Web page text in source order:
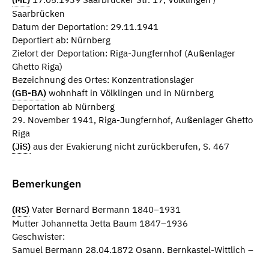
Saarbrücken
Datum der Deportation: 29.11.1941
Deportiert ab: Nürnberg
Zielort der Deportation: Riga-Jungfernhof (Außenlager
Ghetto Riga)
Bezeichnung des Ortes: Konzentrationslager
(GB-BA) wohnhaft in Völklingen und in Nürnberg
Deportation ab Nürnberg
29. November 1941, Riga-Jungfernhof, Außenlager Ghetto
Riga
(JiS) aus der Evakierung nicht zurückberufen, S. 467
Bemerkungen
(RS) Vater Bernard Bermann 1840–1931
Mutter Johannetta Jetta Baum 1847–1936
Geschwister:
Samuel Bermann 28.04.1872 Osann, Bernkastel-Wittlich –